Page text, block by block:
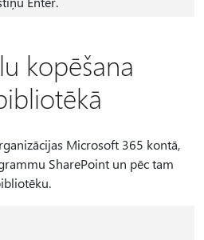
kopēšana
Microsoft 365 kontā,
SharePoint un pēc tam